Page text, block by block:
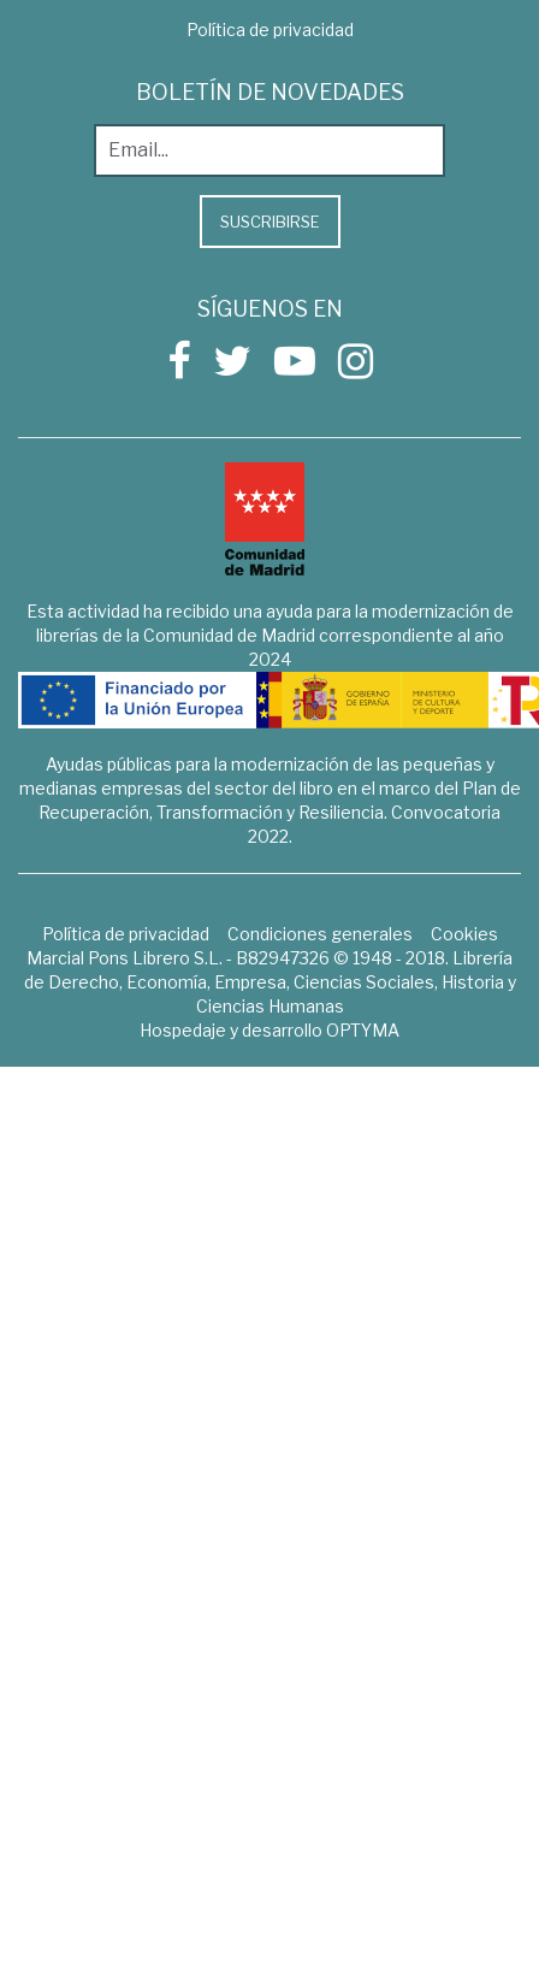
Política de privacidad
BOLETÍN DE NOVEDADES
SUSCRIBIRSE
SÍGUENOS EN
Esta actividad ha recibido una ayuda para la modernización de
librerías de la Comunidad de Madrid correspondiente al año
2024
Ayudas públicas para la modernización de las pequeñas y
medianas empresas del sector del libro en el marco del Plan de
Recuperación, Transformación y Resiliencia. Convocatoria
2022.
Política de privacidad Condiciones generales
Cookies
Marcial Pons Librero S.L. - B82947326 © 1948 - 2018. Librería
de Derecho, Economía, Empresa, Ciencias Sociales, Historia y
Ciencias Humanas
Hospedaje y desarrollo OPTYMA